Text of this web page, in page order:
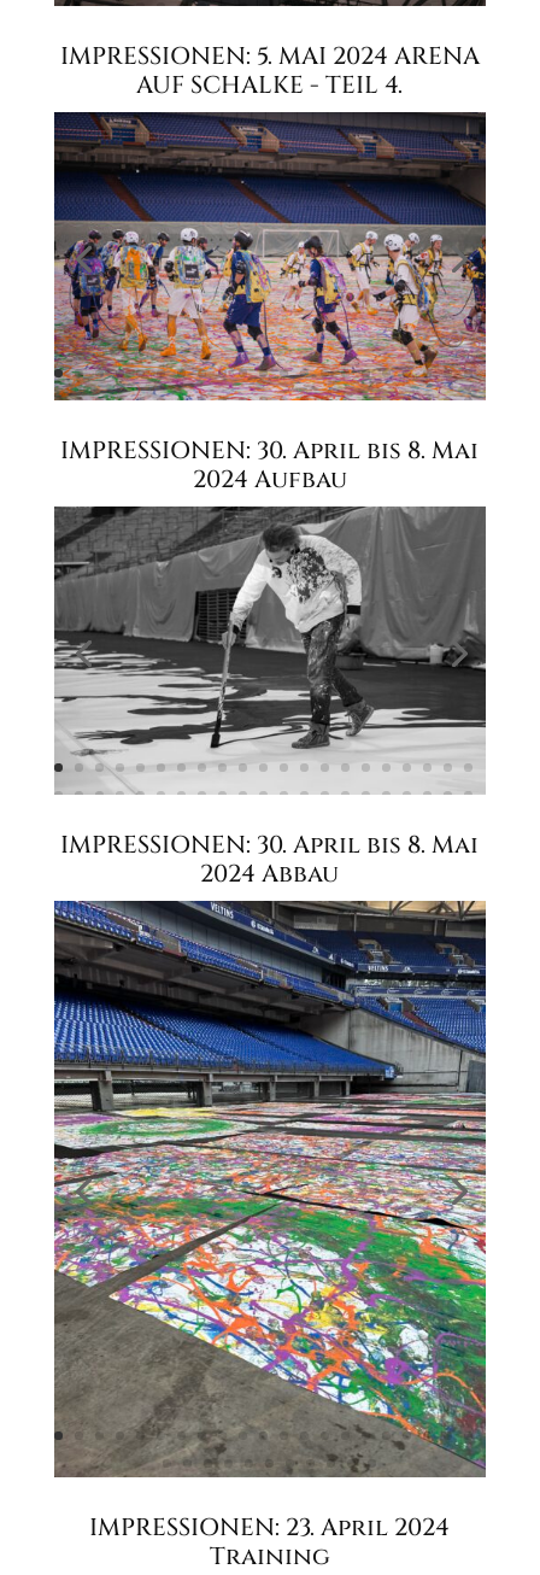
IMPRESSIONEN: 5. MAI 2024 ARENA
AUF SCHALKE - TEIL 4.
IMPRESSIONEN: 30. April bis 8. Mai
2024 Aufbau
IMPRESSIONEN: 30. April bis 8. Mai
2024 Abbau
IMPRESSIONEN: 23. April 2024
Training